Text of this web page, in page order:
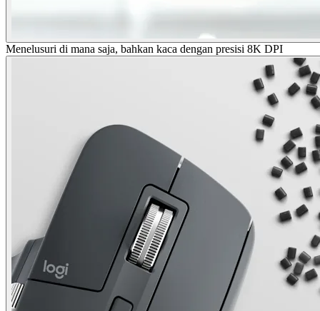
Menelusuri di mana saja, bahkan kaca dengan presisi 8K DPI